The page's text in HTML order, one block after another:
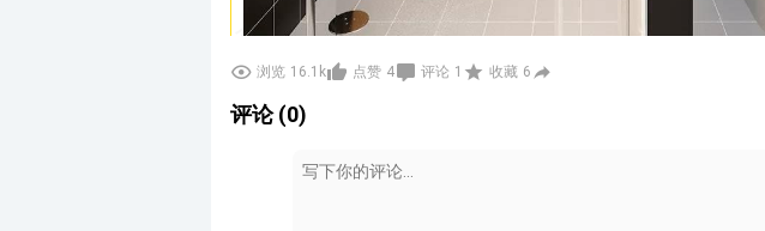
浏览 16.1k 点赞 4 评论 1 收藏 6
评论 (0)